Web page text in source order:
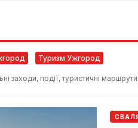
Туризм Ужгород
заходи, події, туристичні